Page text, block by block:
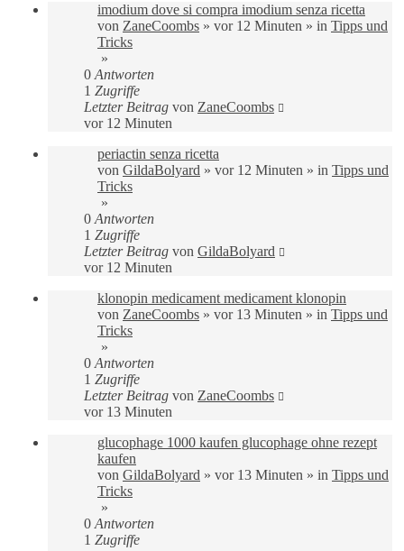
imodium dove si compra imodium senza ricetta
von ZaneCoombs » vor 12 Minuten » in Tipps und
Tricks
»
0 Antworten
1 Zugriffe
Letzter Beitrag von ZaneCoombs
vor 12 Minuten
periactin senza ricetta
von GildaBolyard » vor 12 Minuten » in Tipps und
Tricks
»
0 Antworten
1 Zugriffe
Letzter Beitrag von GildaBolyard
vor 12 Minuten
klonopin medicament medicament klonopin
von ZaneCoombs » vor 13 Minuten » in Tipps und
Tricks
»
0 Antworten
1 Zugriffe
Letzter Beitrag von ZaneCoombs
vor 13 Minuten
glucophage 1000 kaufen glucophage ohne rezept
kaufen
von GildaBolyard » vor 13 Minuten » in Tipps und
Tricks
»
0 Antworten
1 Zugriffe